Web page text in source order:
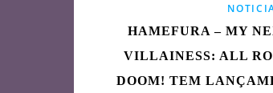
HAMEFURA – MY
VILLAINESS: ALL
DOOM! TEM